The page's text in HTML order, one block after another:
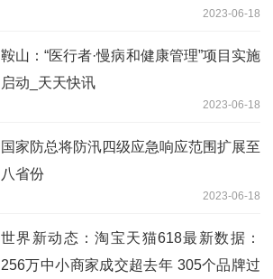
2023-06-18
鞍山：“医行者·慢病和健康管理”项目实施
启动_天天快讯
2023-06-18
国家防总将防汛四级应急响应范围扩展至
八省份
2023-06-18
世界新动态：淘宝天猫618最新数据：
256万中小商家成交超去年 305个品牌过